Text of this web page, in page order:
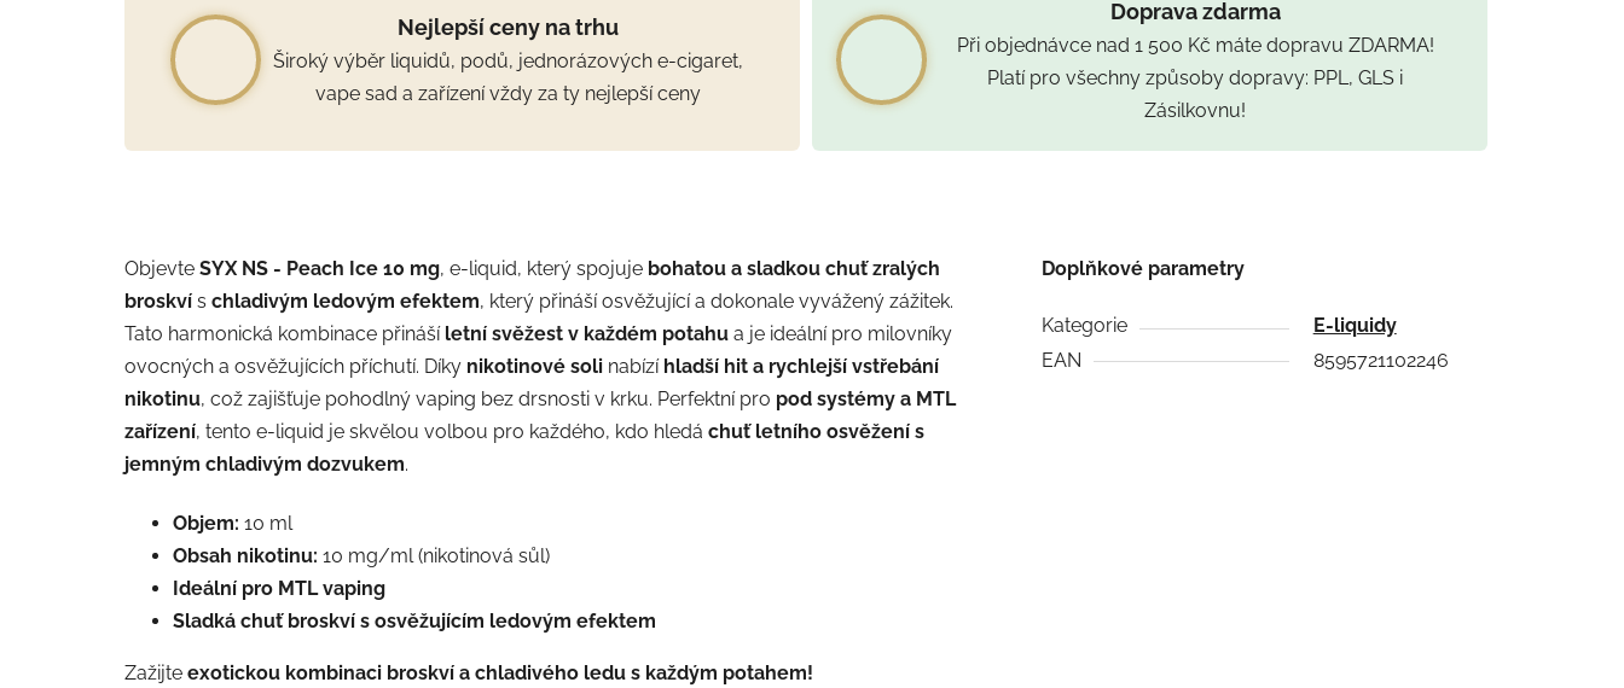
Nejlepší ceny na trhu
Široký výběr liquidů, podů, jednorázových e-cigaret,
vape sad a zařízení vždy za ty nejlepší ceny
Doprava zdarma
Při objednávce nad 1 500 Kč máte dopravu ZDARMA!
Platí pro všechny způsoby dopravy: PPL, GLS i
Zásilkovnu!
Objevte SYX NS - Peach Ice 10 mg, e-liquid, který spojuje bohatou a sladkou chuť zralých
broskví s chladivým ledovým efektem, který přináší osvěžující a dokonale vyvážený zážitek.
Tato harmonická kombinace přináší letní svěžest v každém potahu a je ideální pro milovníky
ovocných a osvěžujících příchutí. Díky nikotinové soli nabízí hladší hit a rychlejší vstřebání
nikotinu, což zajišťuje pohodlný vaping bez drsnosti v krku. Perfektní pro pod systémy a MTL
zařízení, tento e-liquid je skvělou volbou pro každého, kdo hledá chuť letního osvěžení s
jemným chladivým dozvukem.
Objem: 10 ml
Obsah nikotinu: 10 mg/ml (nikotinová sůl)
Ideální pro MTL vaping
Sladká chuť broskví s osvěžujícím ledovým efektem
Zažijte exotickou kombinaci broskví a chladivého ledu s každým potahem!
Doplňkové parametry
Kategorie
E-liquidy
EAN
8595721102246